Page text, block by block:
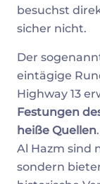
besuchst
sicher nicht.
Der
eintägige
Highway 13
Festungen
heiße Quellen
Al Hazm sind
sondern